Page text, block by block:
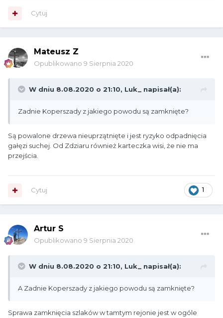
Cytuj
Mateusz Z
Opublikowano 9 Sierpnia 2020
W dniu 8.08.2020 o 21:10, Luk_ napisał(a):
Zadnie Koperszady z jakiego powodu są zamknięte?
Są powalone drzewa nieuprzątnięte i jest ryzyko odpadnięcia
gałęzi suchej. Od Zdziaru również karteczka wisi, że nie ma
przejścia.
1
Cytuj
Artur S
Opublikowano 9 Sierpnia 2020
W dniu 8.08.2020 o 21:10, Luk_ napisał(a):
A Zadnie Koperszady z jakiego powodu są zamknięte?
Sprawa zamknięcia szlaków w tamtym rejonie jest w ogóle